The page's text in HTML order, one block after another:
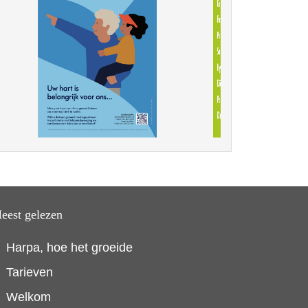
gelezen
Harpa, hoe het groeide
Tarieven
Welkom